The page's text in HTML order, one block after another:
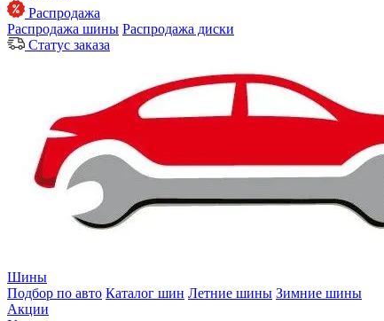
Распродажа
Распродажа шины Распродажа диски
Статус заказа
Шины
Подбор по авто Каталог шин Летние шины Зимние шины
Акции